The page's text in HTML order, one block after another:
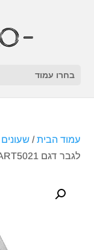
בחרו עמוד
עמוד הבית/שעונים
לגבר דגם ART5021